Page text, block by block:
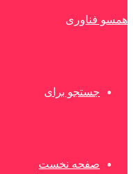
همسو فناوری
جستجو برای
صفحه نخست